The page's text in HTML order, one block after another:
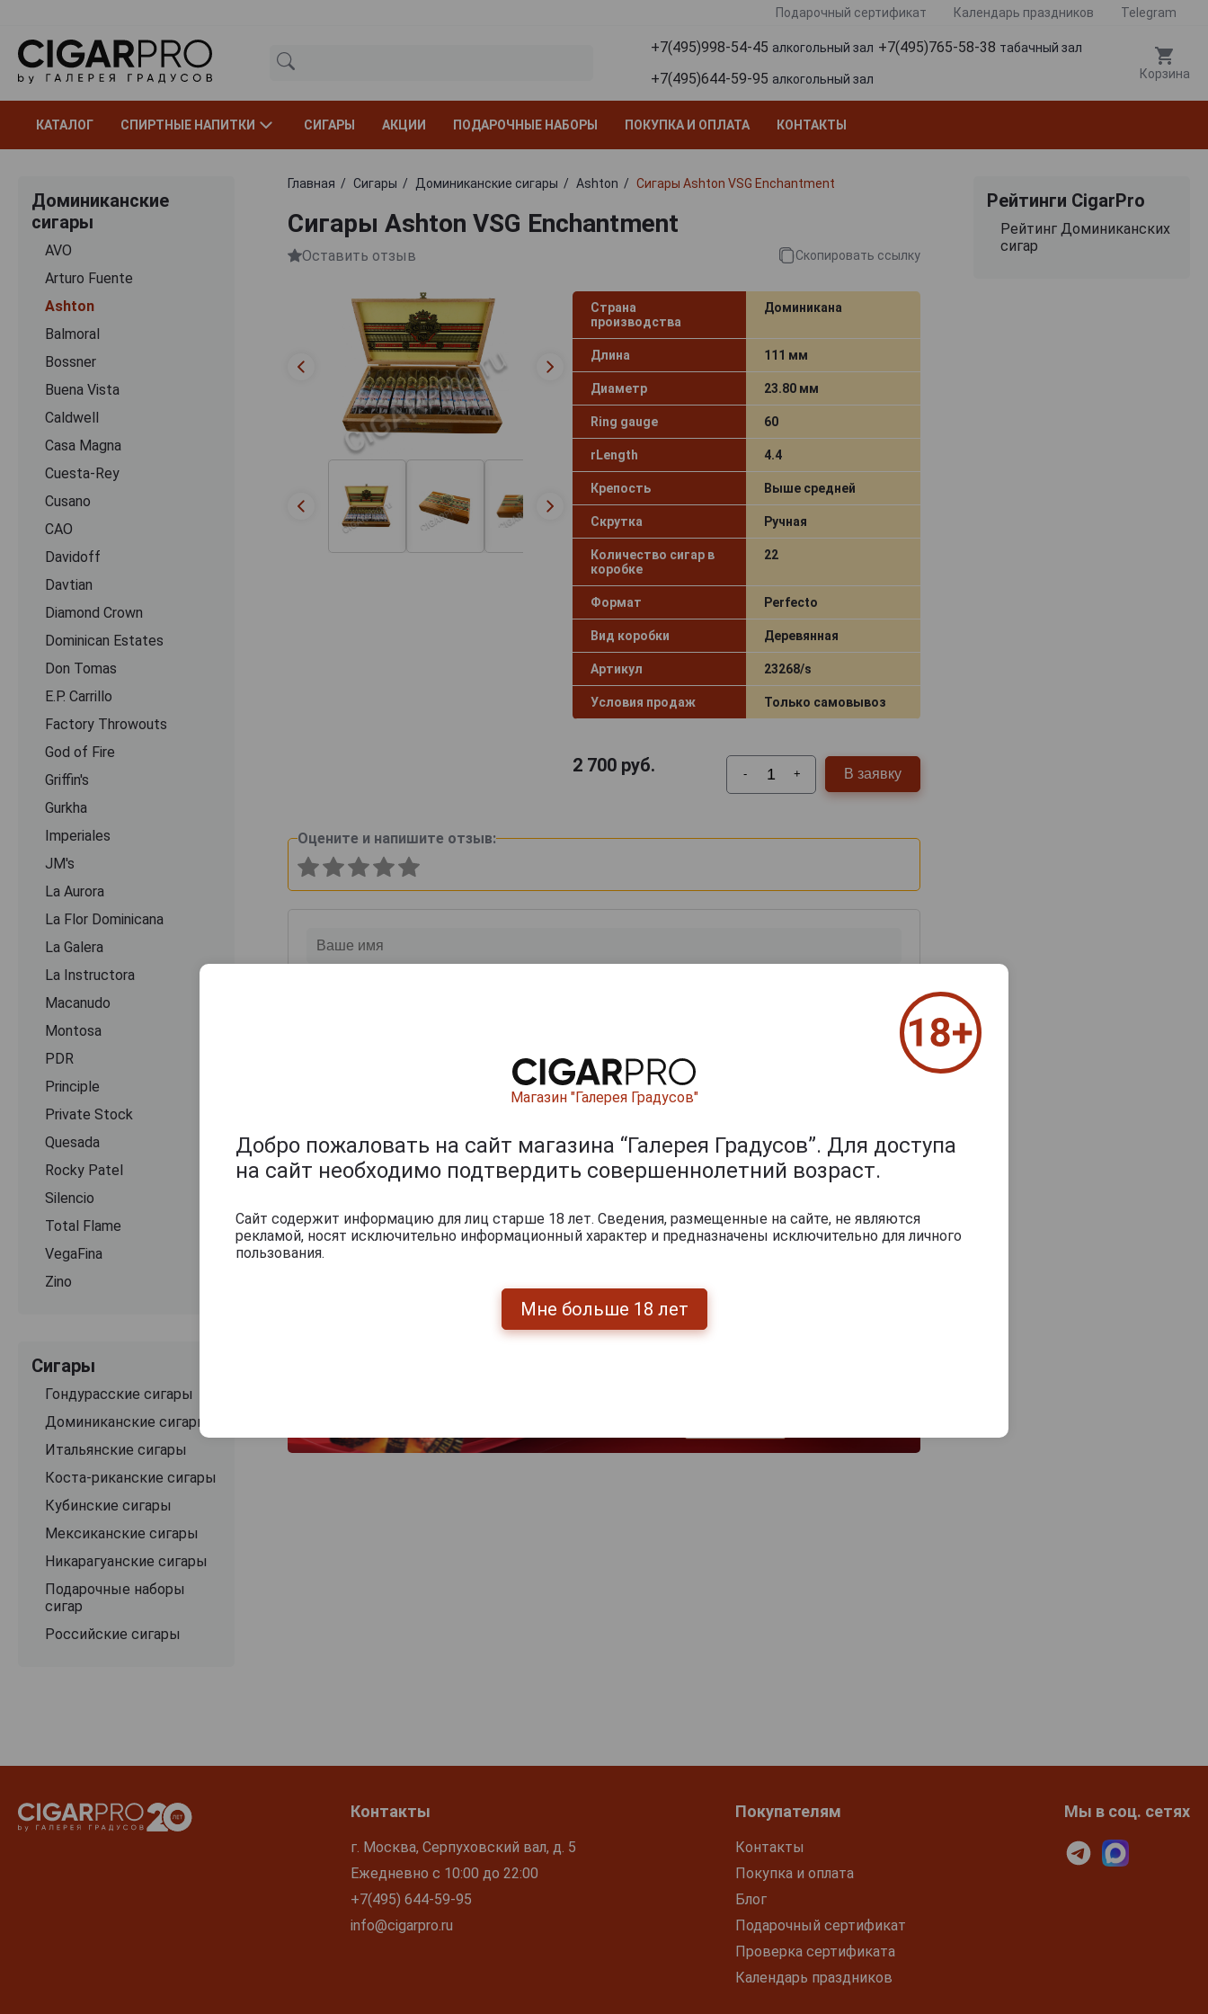
Подарочный сертификат Календарь праздников Telegram
+7(495)998-54-45 алкогольный зал +7(495)765-58-38 табачный зал
+7(495)644-59-95 алкогольный зал Корзина
КАТАЛОГ СПИРТНЫЕ НАПИТКИ СИГАРЫ АКЦИИ ПОДАРОЧНЫЕ НАБОРЫ ПОКУПКА И ОПЛАТА КОНТАКТЫ
Доминиканские
сигары
AVO
Arturo Fuente
Ashton
Balmoral
Bossner
Buena Vista
Caldwell
Casa Magna
Cuesta-Rey
Cusano
CАО
Davidoff
Davtian
Diamond Crown
Dominican Estates
Don Tomas
E.P. Carrillo
Factory Throwouts
God of Fire
Griffin's
Gurkha
Imperiales
JM's
La Aurora
La Flor Dominicana
La Galera
La Instructora
Macanudo
Montosa
PDR
Principle
Private Stock
Quesada
Rocky Patel
Silencio
Total Flame
VegaFina
Zino
Сигары
Гондурасские сигары
Доминиканские сигары
Итальянские сигары
Коста-риканские сигары
Кубинские сигары
Мексиканские сигары
Никарагуанские сигары
Подарочные наборы
сигар
Российские сигары
Главная Сигары Доминиканские сигары Ashton Сигары Ashton VSG Enchantment
Сигары Ashton VSG Enchantment
Оставить отзыв Скопировать ссылку
Страна
производства
Доминикана
Длина 111 мм
Диаметр 23.80 мм
Ring gauge 60
rLength 4.4
Крепость Выше средней
Скрутка Ручная
Количество сигар в
коробке
22
Формат Perfecto
Вид коробки Деревянная
Артикул 23268/s
Условия продаж Только самовывоз
2 700руб. - + В заявку
Оцените и напишите отзыв:
Рейтинги CigarPro
Рейтинг Доминиканских
сигар
Контакты
г. Москва, Серпуховский вал, д. 5
Ежедневно с 10:00 до 22:00
+7(495) 644-59-95
info@cigarpro.ru
Покупателям
Контакты
Покупка и оплата
Блог
Подарочный сертификат
Проверка сертификата
Календарь праздников
Мы в соц. сетях
Магазин "Галерея Градусов"
Добро пожаловать на сайт магазина “Галерея Градусов”. Для доступа
на сайт необходимо подтвердить совершеннолетний возраст.
Сайт содержит информацию для лиц старше 18 лет. Сведения, размещенные на сайте, не являются
рекламой, носят исключительно информационный характер и предназначены исключительно для личного
пользования.
Мне больше 18 лет